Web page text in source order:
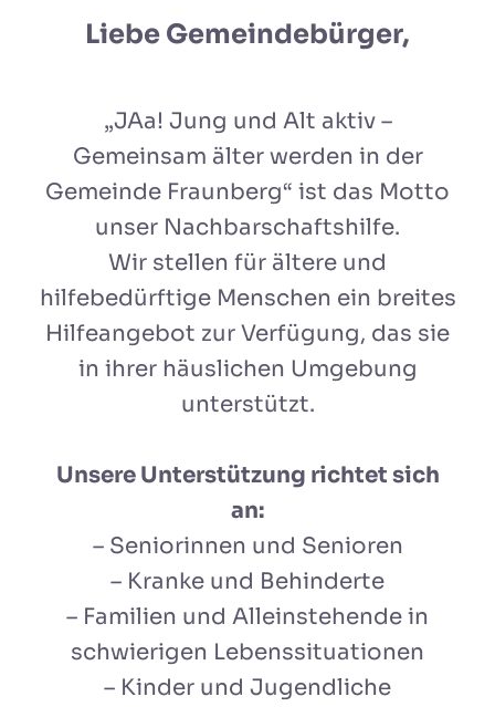
Liebe Gemeindebürger,
„JAa! Jung und Alt aktiv –
Gemeinsam älter werden in der
Gemeinde Fraunberg“ ist das Motto
unser Nachbarschaftshilfe.
Wir stellen für ältere und
hilfebedürftige Menschen ein breites
Hilfeangebot zur Verfügung, das sie
in ihrer häuslichen Umgebung
unterstützt.
Unsere Unterstützung richtet sich
an:
– Seniorinnen und Senioren
– Kranke und Behinderte
– Familien und Alleinstehende in
schwierigen Lebenssituationen
– Kinder und Jugendliche